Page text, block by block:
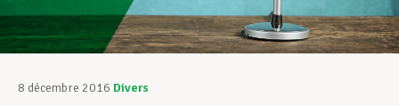
Assistance au Travail
8 décembre 2016 Divers